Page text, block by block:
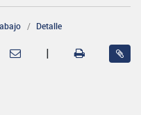
Detalle
|